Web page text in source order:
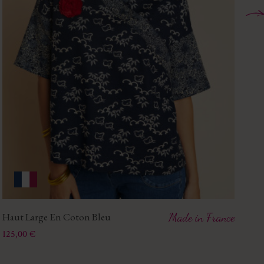
Haut Large En Coton Bleu
Prix
125,00 €
Made in France